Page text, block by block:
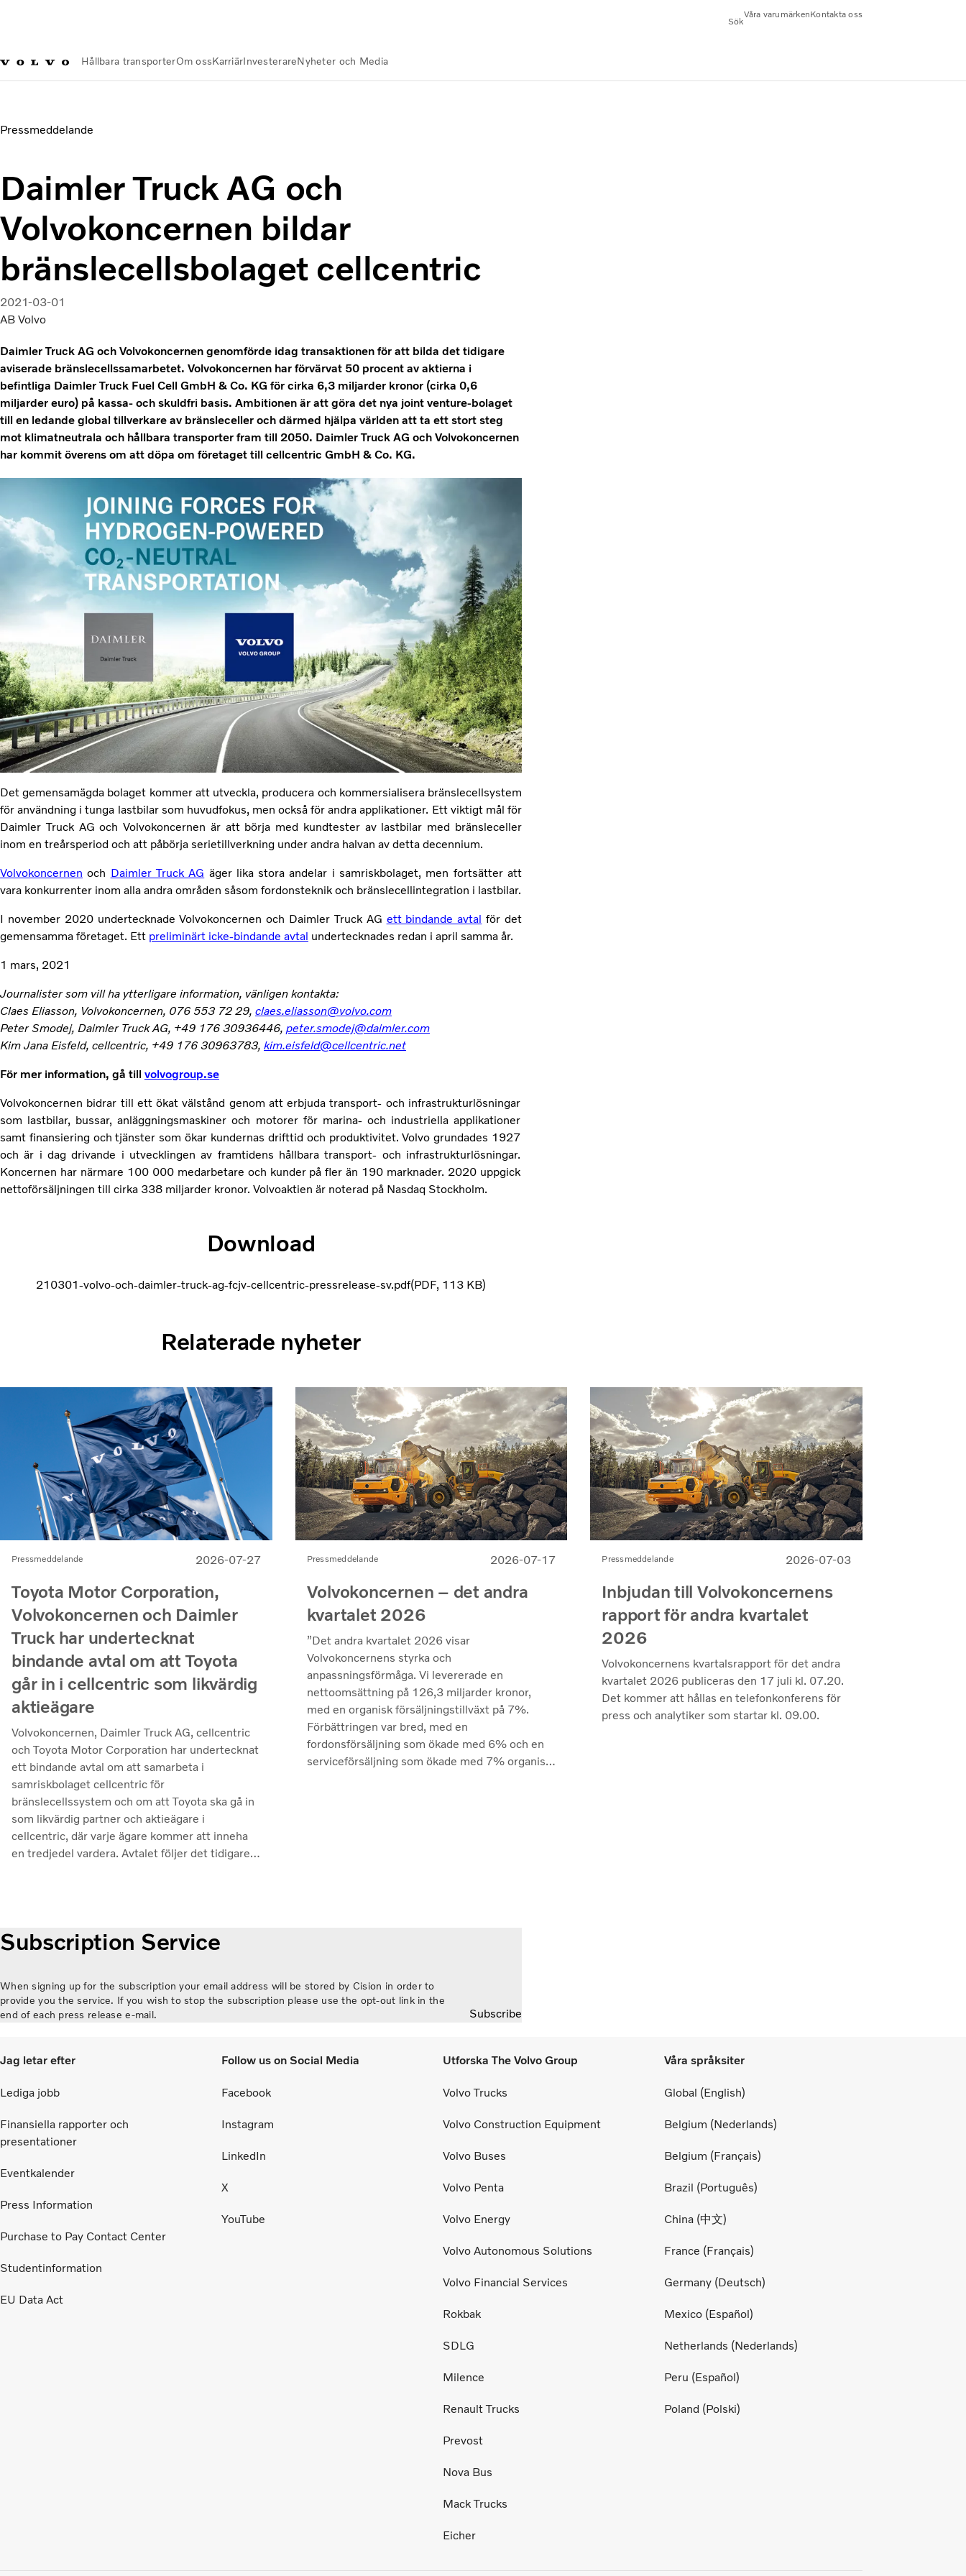
Sök
Våra varumärkenKontakta oss
Hållbara transporterOm ossKarriärInvesterareNyheter och Media
Pressmeddelande
Daimler Truck AG och
Volvokoncernen bildar
bränslecellsbolaget cellcentric
2021-03-01
AB Volvo
Daimler Truck AG och Volvokoncernen genomförde idag transaktionen för att bilda det tidigare
aviserade bränslecellssamarbetet. Volvokoncernen har förvärvat 50 procent av aktierna i
befintliga Daimler Truck Fuel Cell GmbH & Co. KG för cirka 6,3 miljarder kronor (cirka 0,6
miljarder euro) på kassa- och skuldfri basis. Ambitionen är att göra det nya joint venture-bolaget
till en ledande global tillverkare av bränsleceller och därmed hjälpa världen att ta ett stort steg
mot klimatneutrala och hållbara transporter fram till 2050. Daimler Truck AG och Volvokoncernen
har kommit överens om att döpa om företaget till cellcentric GmbH & Co. KG.
Det gemensamägda bolaget kommer att utveckla, producera och kommersialisera bränslecellsystem
för användning i tunga lastbilar som huvudfokus, men också för andra applikationer. Ett viktigt mål för
Daimler Truck AG och Volvokoncernen är att börja med kundtester av lastbilar med bränsleceller
inom en treårsperiod och att påbörja serietillverkning under andra halvan av detta decennium.
Volvokoncernen och Daimler Truck AG äger lika stora andelar i samriskbolaget, men fortsätter att
vara konkurrenter inom alla andra områden såsom fordonsteknik och bränslecellintegration i lastbilar.
I november 2020 undertecknade Volvokoncernen och Daimler Truck AG ett bindande avtal för det
gemensamma företaget. Ett preliminärt icke-bindande avtal undertecknades redan i april samma år.
1 mars, 2021
Journalister som vill ha ytterligare information, vänligen kontakta:
Claes Eliasson, Volvokoncernen, 076 553 72 29, claes.eliasson@volvo.com
Peter Smodej, Daimler Truck AG, +49 176 30936446, peter.smodej@daimler.com
Kim Jana Eisfeld, cellcentric, +49 176 30963783, kim.eisfeld@cellcentric.net
För mer information, gå till volvogroup.se
Volvokoncernen bidrar till ett ökat välstånd genom att erbjuda transport- och infrastrukturlösningar
som lastbilar, bussar, anläggningsmaskiner och motorer för marina- och industriella applikationer
samt finansiering och tjänster som ökar kundernas drifttid och produktivitet. Volvo grundades 1927
och är i dag drivande i utvecklingen av framtidens hållbara transport- och infrastrukturlösningar.
Koncernen har närmare 100 000 medarbetare och kunder på fler än 190 marknader. 2020 uppgick
nettoförsäljningen till cirka 338 miljarder kronor. Volvoaktien är noterad på Nasdaq Stockholm.
Download
210301-volvo-och-daimler-truck-ag-fcjv-cellcentric-pressrelease-sv.pdf PDF 113 KB
Relaterade nyheter
Pressmeddelande 2026-07-27
Toyota Motor Corporation,
Volvokoncernen och Daimler
Truck har undertecknat
bindande avtal om att Toyota
går in i cellcentric som likvärdig
aktieägare
Volvokoncernen, Daimler Truck AG, cellcentric
och Toyota Motor Corporation har undertecknat
ett bindande avtal om att samarbeta i
samriskbolaget cellcentric för
bränslecellssystem och om att Toyota ska gå in
som likvärdig partner och aktieägare i
cellcentric, där varje ägare kommer att inneha
en tredjedel vardera. Avtalet följer det tidigare
avser parterna att stärka cellcentrics position
som en ledande utvecklare och producent av
tillämpningar.
Pressmeddelande 2026-07-17
Volvokoncernen – det andra
kvartalet 2026
”Det andra kvartalet 2026 visar
Volvokoncernens styrka och
anpassningsförmåga. Vi levererade en
nettoomsättning på 126,3 miljarder kronor,
med en organisk försäljningstillväxt på 7%.
Förbättringen var bred, med en
fordonsförsäljning som ökade med 6% och en
serviceförsäljning som ökade med 7% organiskt
Pressmeddelande 2026-07-03
Inbjudan till Volvokoncernens
rapport för andra kvartalet
2026
Volvokoncernens kvartalsrapport för det andra
kvartalet 2026 publiceras den 17 juli kl. 07.20.
Det kommer att hållas en telefonkonferens för
press och analytiker som startar kl. 09.00.
Subscription Service
When signing up for the subscription your email address will be stored by Cision in order to
provide you the service. If you wish to stop the subscription please use the opt-out link in the
end of each press release e-mail.
Subscribe
Jag letar efter
Lediga jobb
Finansiella rapporter och
presentationer
Eventkalender
Press Information
Purchase to Pay Contact Center
Studentinformation
EU Data Act
Follow us on Social Media
Facebook
Instagram
LinkedIn
X
YouTube
Utforska The Volvo Group
Volvo Trucks
Volvo Construction Equipment
Volvo Buses
Volvo Penta
Volvo Energy
Volvo Autonomous Solutions
Volvo Financial Services
Rokbak
SDLG
Milence
Renault Trucks
Prevost
Nova Bus
Mack Trucks
Eicher
Våra språksiter
Global (English)
Belgium (Nederlands)
Belgium (Français)
Brazil (Português)
China (中文)
France (Français)
Germany (Deutsch)
Mexico (Español)
Netherlands (Nederlands)
Peru (Español)
Poland (Polski)